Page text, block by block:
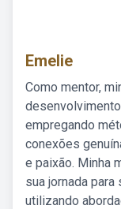
Emelie
Como mentor,
empregando
conexões
e paixão. Minha
sua jornada
utilizando